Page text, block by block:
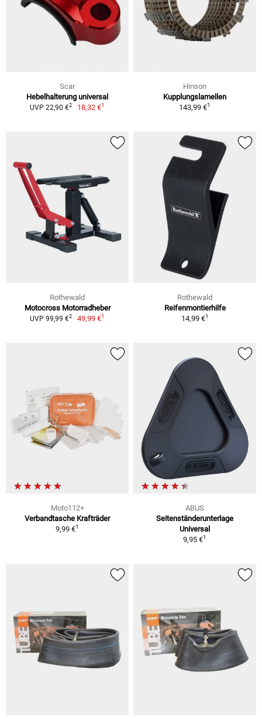
Scar
Hebelhalterung universal
UVP 22,90 €2 18,32 €1
Hinson
Kupplungslamellen
143,99 €1
Rothewald
Motocross Motorradheber
UVP 99,99 €2 49,99 €1
Rothewald
Reifenmontierhilfe
14,99 €1
Moto112+
Verbandtasche Krafträder
9,99 €1
ABUS
Seitenständerunterlage
Universal
9,95 €1